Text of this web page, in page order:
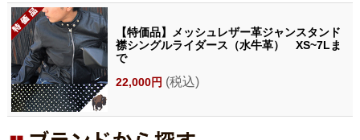
【特価品】メッシュレザー革ジャンスタンド
襟シングルライダース（水牛革） XS~7Lま
で
22,000円 (税込)